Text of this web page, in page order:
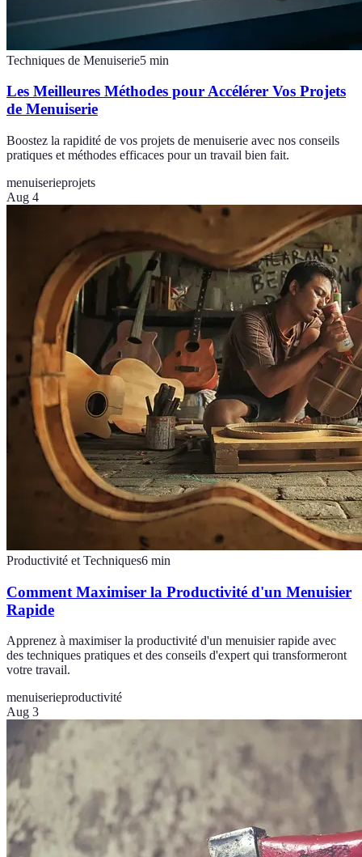
Techniques de Menuiserie5 min
Les Meilleures Méthodes pour Accélérer Vos Projets
de Menuiserie
Boostez la rapidité de vos projets de menuiserie avec nos conseils
pratiques et méthodes efficaces pour un travail bien fait.
menuiserieprojets
Aug 4
Productivité et Techniques6 min
Comment Maximiser la Productivité d'un Menuisier
Rapide
Apprenez à maximiser la productivité d'un menuisier rapide avec
des techniques pratiques et des conseils d'expert qui transformeront
votre travail.
menuiserieproductivité
Aug 3